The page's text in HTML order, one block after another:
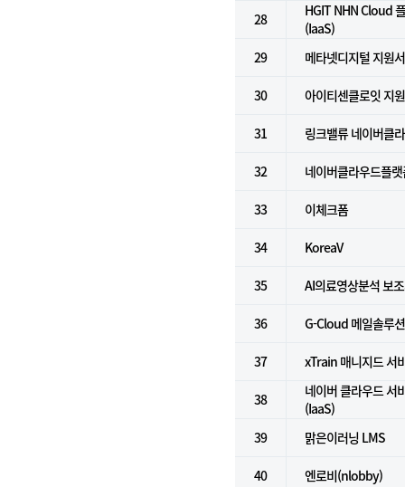
28
HGIT NHN Cloud
(IaaS)
29
메타넷디지털 지원
30 아이티센클로잇 지
31 링크밸류 네이버클
32 네이버클라우드플
33 이체크폼
34 KoreaV
35 AI의료영상분석 보
36 G-Cloud 메일솔루
37 xTrain 매니지드 서
38
네이버 클라우드 서
(IaaS)
39
맑은이러닝 LMS
40 엔로비(nlobby)